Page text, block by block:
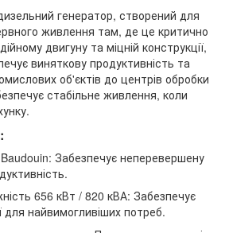
генератор, створений для
живлення там, де це критично
двигуну та міцній конструкції,
виняткову продуктивність та
об'єктів до центрів обробки
стабільне живлення, коли
Забезпечує неперевершену
656 кВт / 820 кВА: Забезпечує
для найвимогливіших потреб.